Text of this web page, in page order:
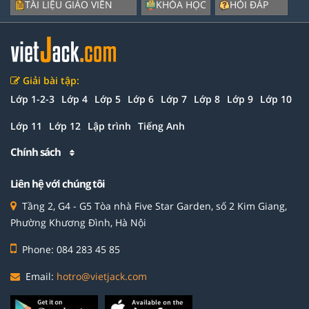
TÀI LIỆU GIÁO VIÊN KHÓA HỌC HỎI ĐÁP
Giải bài tập:
Lớp 1-2-3 Lớp 4 Lớp 5 Lớp 6 Lớp 7 Lớp 8 Lớp 9 Lớp 10
Lớp 11 Lớp 12 Lập trình Tiếng Anh
Chính sách
Liên hệ với chúng tôi
Tầng 2, G4 - G5 Tòa nhà Five Star Garden, số 2 Kim Giang,
Phường Khương Đình, Hà Nội
Phone: 084 283 45 85
Email: hotro@vietjack.com